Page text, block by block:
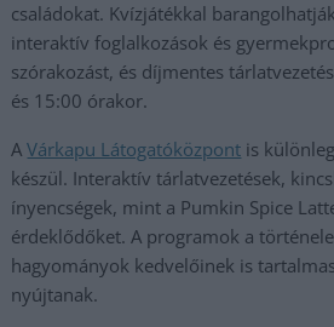
családokat. Kvízjátékkal
interaktív foglalkozások és
szórakozást, és díjmentes
és 15:00 órakor.
AVárkapu Látogatóközpont is
készül. Interaktív tárlatvezetések,
ínyencségek, mint a Pumkin Spice
érdeklődőket. A programok a
hagyományok kedvelőinek is
nyújtanak.